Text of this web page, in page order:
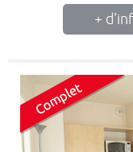
+